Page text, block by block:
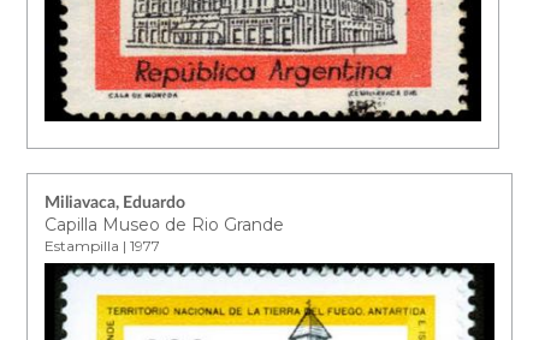
Miliavaca, Eduardo
Capilla Museo de Rio Grande
Estampilla | 1977